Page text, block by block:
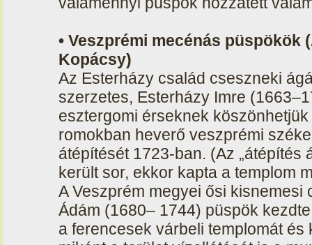
• Veszprémi mecénás püspökök
Kopácsy)
Az Esterházy család cseszneki
szerzetes, Esterházy Imre
esztergomi érseknek
romokban heverő veszprémi
átépítését 1723-ban. (Az „átépítés
került sor, ekkor kapta a templom
A Veszprém megyei ősi
Ádám (1680– 1744) püspök
a ferencesek várbeli templomát és